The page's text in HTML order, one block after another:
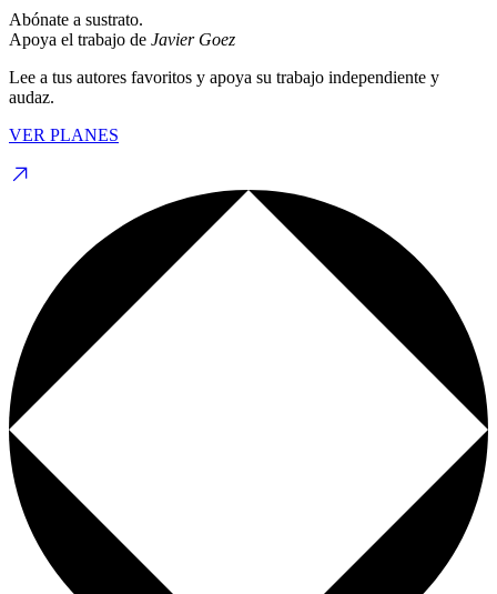
Abónate a sustrato.
Apoya el trabajo de Javier Goez
Lee a tus autores favoritos y apoya su trabajo independiente y
audaz.
VER PLANES